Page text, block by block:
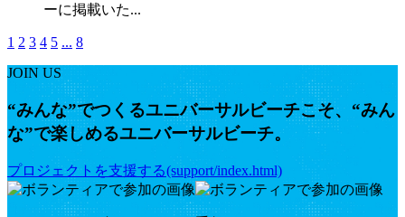
ーに掲載いた...
1 2 3 4 5 ... 8
JOIN US
“みんな”でつくるユニバーサルビーチこそ、“みん
な”で楽しめるユニバーサルビーチ。
プロジェクトを支援する(support/index.html)